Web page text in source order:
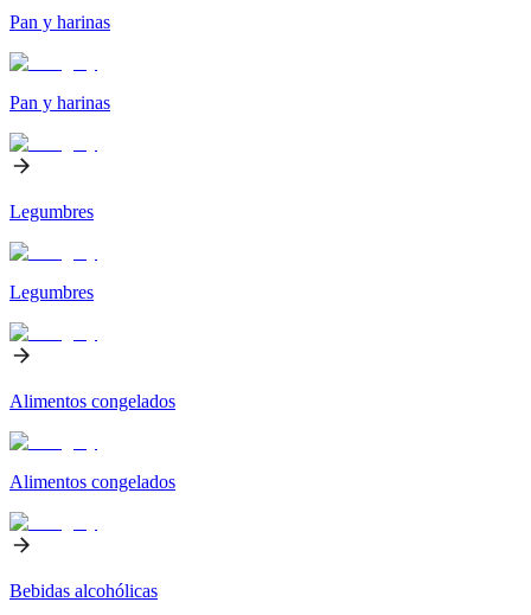
Pan y harinas
Pan y harinas
Legumbres
Legumbres
Alimentos congelados
Alimentos congelados
Bebidas alcohólicas